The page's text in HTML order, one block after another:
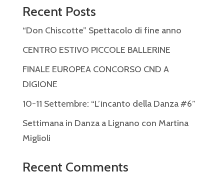
Recent Posts
“Don Chiscotte” Spettacolo di fine anno
CENTRO ESTIVO PICCOLE BALLERINE
FINALE EUROPEA CONCORSO CND A
DIGIONE
10-11 Settembre: “L’incanto della Danza #6”
Settimana in Danza a Lignano con Martina
Miglioli
Recent Comments